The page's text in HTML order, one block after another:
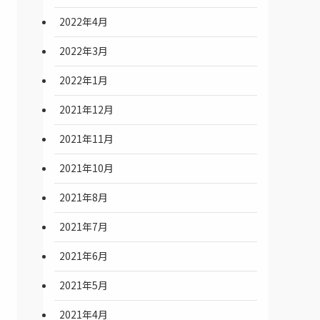
2022年4月
2022年3月
2022年1月
2021年12月
2021年11月
2021年10月
2021年8月
2021年7月
2021年6月
2021年5月
2021年4月